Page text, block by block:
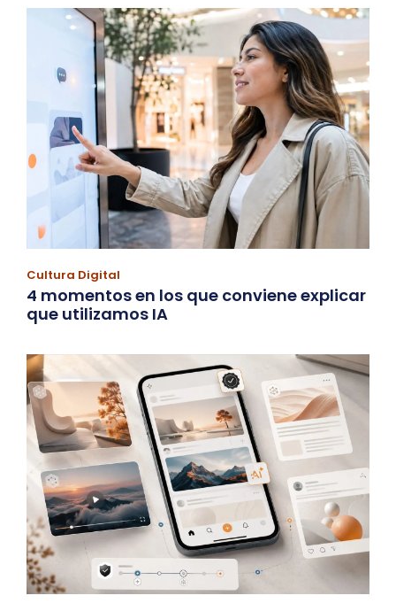
Cultura Digital
4 momentos en los que conviene explicar
que utilizamos IA